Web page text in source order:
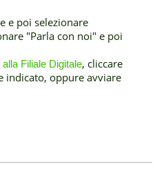
e poi selezionare
"Parla con noi" e poi
Filiale Digitale, cliccare
indicato, oppure avviare